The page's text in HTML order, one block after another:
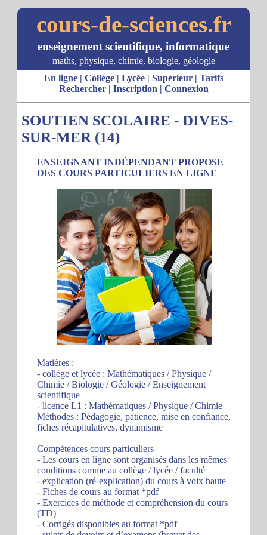
cours-de-sciences.fr
enseignement scientifique, informatique
maths, physique, chimie, biologie, géologie
En ligne| Collège| Lycée| Supérieur| Tarifs
Rechercher| Inscription | Connexion
SOUTIEN SCOLAIRE - DIVES-
SUR-MER (14)
ENSEIGNANT INDÉPENDANT PROPOSE
DES COURS PARTICULIERS EN LIGNE
Matières :
- collège et lycée : Mathématiques / Physique /
Chimie / Biologie / Géologie / Enseignement
scientifique
- licence L1 : Mathématiques / Physique / Chimie
Méthodes : Pédagogie, patience, mise en confiance,
fiches récapitulatives, dynamisme
Compétences cours particuliers
- Les cours en ligne sont organisés dans les mêmes
conditions comme au collège / lycée / faculté
- explication (ré-explication) du cours à voix haute
- Fiches de cours au format *pdf
- Exercices de méthode et compréhension du cours
(TD)
- Corrigés disponibles au format *pdf